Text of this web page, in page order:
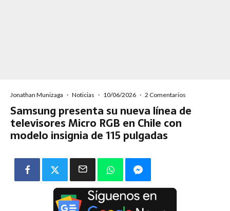
Jonathan Munizaga · Noticias · 10/06/2026 · 2 Comentarios
Samsung presenta su nueva línea de
televisores Micro RGB en Chile con
modelo insignia de 115 pulgadas